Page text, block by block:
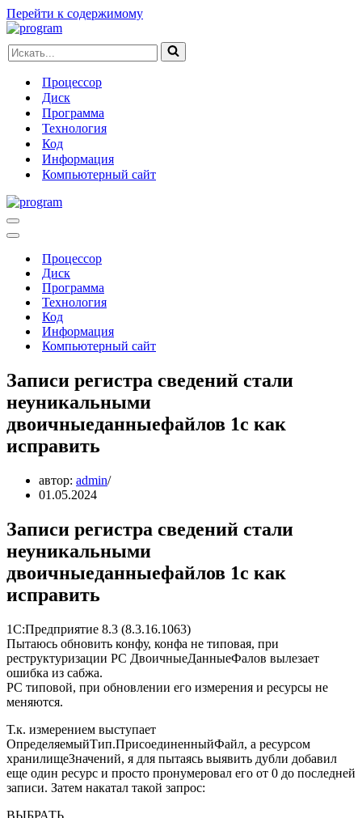
Перейти к содержимому
Искать...
Процессор
Диск
Программа
Технология
Код
Информация
Компьютерный сайт
Меню
навигации
Меню
навигацииПроцессор
Диск
Программа
Технология
Код
Информация
Компьютерный сайт
Записи регистра сведений стали
неуникальными
двоичныеданныефайлов 1с как
исправить
автор: admin
01.05.2024
Записи регистра сведений стали
неуникальными
двоичныеданныефайлов 1с как
исправить
1С:Предприятие 8.3 (8.3.16.1063)
Пытаюсь обновить конфу, конфа не типовая, при
реструктуризации РС ДвоичныеДанныеФалов вылезает
ошибка из сабжа.
РС типовой, при обновлении его измерения и ресурсы не
меняются.
Т.к. измерением выступает
ОпределяемыйТип.ПрисоединенныйФайл, а ресурсом
хранилищеЗначений, я для пытаясь выявить дубли добавил
еще один ресурс и просто пронумеровал его от 0 до последней
записи. Затем накатал такой запрос:
ВЫБРАТЬ